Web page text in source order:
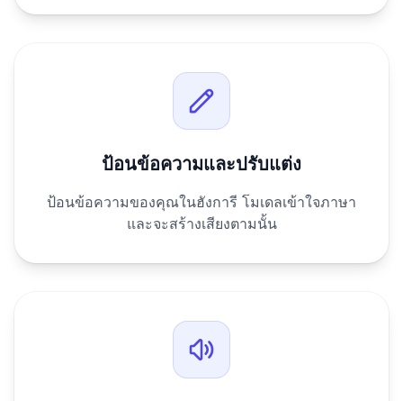
ป้อนข้อความและปรับแต่ง
ป้อนข้อความของคุณในฮังการี โมเดลเข้าใจภาษา
และจะสร้างเสียงตามนั้น